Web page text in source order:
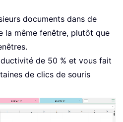
documents dans de
la même fenêtre, plutôt que
de 50 % et vous fait
de clics de souris